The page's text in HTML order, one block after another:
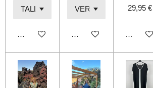
Añadir al carrito Añadir al carrito
29,95 €
Agotado